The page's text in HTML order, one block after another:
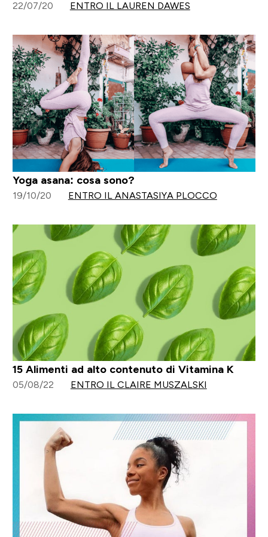
22/07/20 ENTRO IL LAUREN DAWES
Yoga asana: cosa sono?
19/10/20 ENTRO IL ANASTASIYA PLOCCO
15 Alimenti ad alto contenuto di Vitamina K
05/08/22 ENTRO IL CLAIRE MUSZALSKI